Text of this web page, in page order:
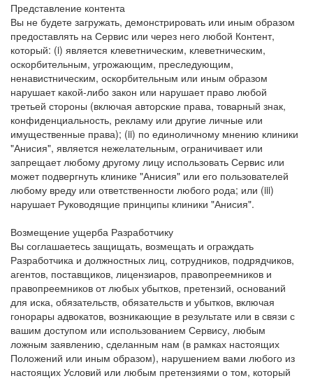
Представление контента
Вы не будете загружать, демонстрировать или иным образом
предоставлять на Сервис или через него любой Контент,
который: (i) является клеветническим, клеветническим,
оскорбительным, угрожающим, преследующим,
ненавистническим, оскорбительным или иным образом
нарушает какой-либо закон или нарушает право любой
третьей стороны (включая авторские права, товарный знак,
конфиденциальность, рекламу или другие личные или
имущественные права); (ii) по единоличному мнению клиники
"Анисия", является нежелательным, ограничивает или
запрещает любому другому лицу использовать Сервис или
может подвергнуть клинике "Анисия" или его пользователей
любому вреду или ответственности любого рода; или (iii)
нарушает Руководящие принципы клиники "Анисия".
Возмещение ущерба Разработчику
Вы соглашаетесь защищать, возмещать и ограждать
Разработчика и должностных лиц, сотрудников, подрядчиков,
агентов, поставщиков, лицензиаров, правопреемников и
правопреемников от любых убытков, претензий, оснований
для иска, обязательств, обязательств и убытков, включая
гонорары адвокатов, возникающие в результате или в связи с
вашим доступом или использованием Сервису, любым
ложным заявлению, сделанным нам (в рамках настоящих
Положений или иным образом), нарушением вами любого из
настоящих Условий или любым претензиями о том, который